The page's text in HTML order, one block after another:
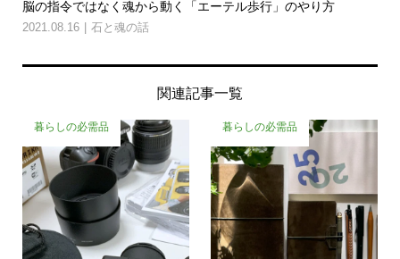
脳の指令ではなく魂から動く「エーテル歩行」のやり方
2021.08.16 石と魂の話
関連記事一覧
暮らしの必需品 暮らしの必需品